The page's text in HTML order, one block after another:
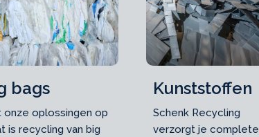
bags
onze oplossingen op
is recycling van big
Kunststoffen
Schenk Recycling
verzorgt je complete